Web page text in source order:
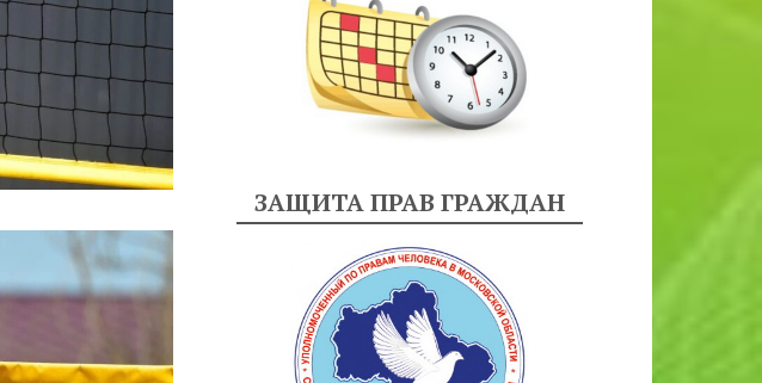
ЗАЩИТА ПРАВ ГРАЖДАН